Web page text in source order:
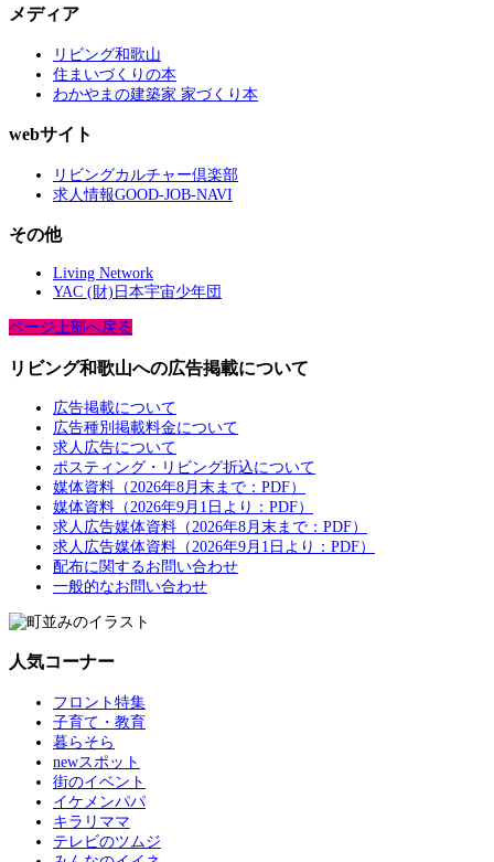
メディア
リビング和歌山
住まいづくりの本
わかやまの建築家 家づくり本
webサイト
リビングカルチャー倶楽部
求人情報GOOD-JOB-NAVI
その他
Living Network
YAC (財)日本宇宙少年団
ページ上部へ戻る
リビング和歌山への広告掲載について
広告掲載について
広告種別掲載料金について
求人広告について
ポスティング・リビング折込について
媒体資料（2026年8月末まで：PDF）
媒体資料（2026年9月1日より：PDF）
求人広告媒体資料（2026年8月末まで：PDF）
求人広告媒体資料（2026年9月1日より：PDF）
配布に関するお問い合わせ
一般的なお問い合わせ
人気コーナー
フロント特集
子育て・教育
暮らそら
newスポット
街のイベント
イケメンパパ
キラリママ
テレビのツムジ